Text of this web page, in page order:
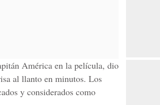
América en la película, dio
al llanto en minutos. Los
y considerados como